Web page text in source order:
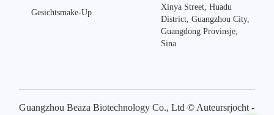
Gesichtsmake-Up
Xinya Street, Huadu
District, Guangzhou City,
Guangdong Provinsje,
Sina
Guangzhou Beaza Biotechnology Co., Ltd © Auteursrjocht -